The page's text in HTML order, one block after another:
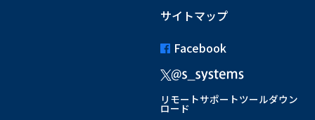
サイトマップ
Facebook
リモートサポートツールダウン
ロード